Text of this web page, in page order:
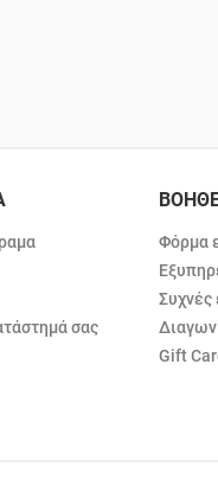
σας
Φόρμα
Συχνές
Gift